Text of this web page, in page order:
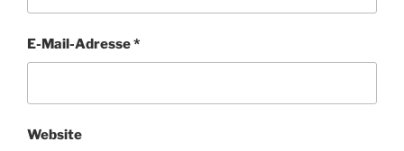
E-Mail-Adresse*
Website